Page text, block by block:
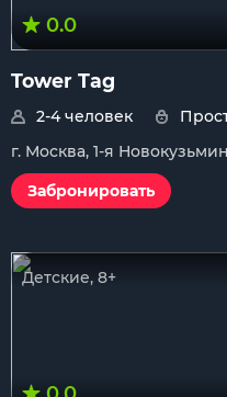
0.0
Tower Tag
2-4 человек
г. Москва, 1-я
Забронировать
Детские, 8+